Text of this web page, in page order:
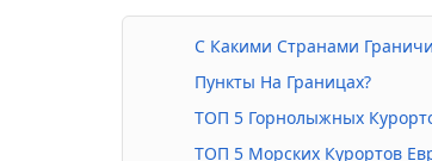
С Какими Странами
Пункты На Границах?
ТОП 5 Горнолыжных
ТОП 5 Морских Курортов